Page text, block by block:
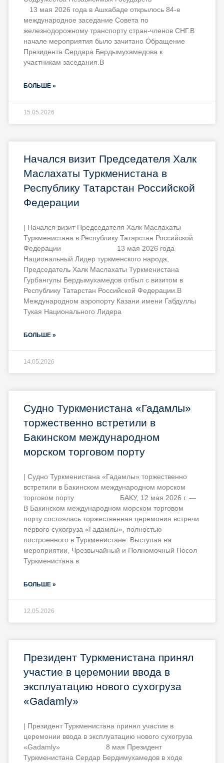
13 мая 2026 года в Ашхабаде открылось 84-е
международное заседание Совета по
железнодорожному транспорту стран-членов СНГ.В
начале мероприятия было зачитано Обращение
Президента Сердара Бердымухамедова к
участникам заседания.В
БОЛЬШЕ »
15.05.2026
Начался визит Председателя Халк
Маслахаты Туркменистана в
Республику Татарстан Российской
Федерации
| Начался визит Председателя Халк Маслахаты
Туркменистана в Республику Татарстан Российской
Федерации 13 мая 2026 года
Национальный Лидер туркменского народа,
Председатель Халк Маслахаты Туркменистана
Гурбангулы Бердымухамедов отбыл с визитом в
Республику Татарстан Российской Федерации.В
Международном аэропорту Казани имени Габдуллы
Тукая Национального Лидера
БОЛЬШЕ »
14.05.2026
Судно Туркменистана «Гадамлы»
торжественно встретили в
Бакинском международном
морском торговом порту
| Судно Туркменистана «Гадамлы» торжественно
встретили в Бакинском международном морском
торговом порту БАКУ, 12 мая 2026 г. —
В Бакинском международном морском торговом
порту состоялась торжественная церемония встречи
первого сухогруза «Гадамлы», полностью
построенного в Туркменистане. Выступая на
мероприятии, Чрезвычайный и Полномочный Посол
Туркменистана в
БОЛЬШЕ »
12.05.2026
Президент Туркменистана принял
участие в церемонии ввода в
эксплуатацию нового сухогруза
«Gadamly»
| Президент Туркменистана принял участие в
церемонии ввода в эксплуатацию нового сухогруза
«Gadamly» 8 мая Президент
Туркменистана Сердар Бердимухамедов в ходе